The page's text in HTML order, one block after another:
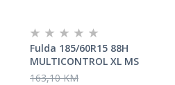
Fulda 185/60R15 88H
MULTICONTROL XL MS
cjelogodišnja guma
163,10 KM